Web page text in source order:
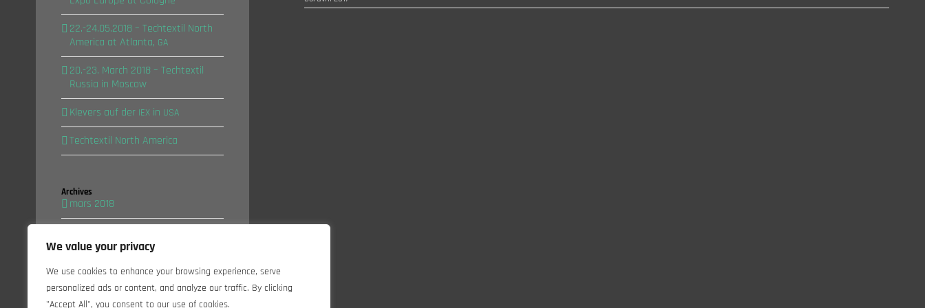
We value your privacy
We use cookies to enhance your browsing experience, serve
personalized ads or content, and analyze our traffic. By clicking
"Accept All", you consent to our use of cookies.
22.-24.05.2018 – Tech­tex­til North
Ame­ri­ca at Atlan­ta, GA
20.-23. March 2018 – Tech­tex­til
Rus­sia in Moscow
Kle­vers auf der IEX in USA
Tech­tex­til North America
Archi­ves
mars 2018